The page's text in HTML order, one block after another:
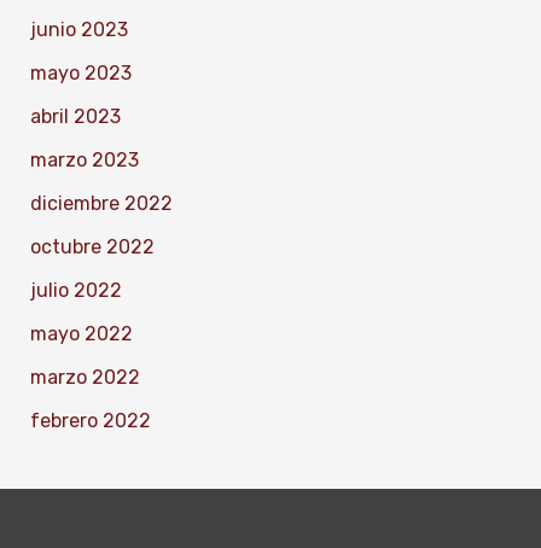
junio 2023
mayo 2023
abril 2023
marzo 2023
diciembre 2022
octubre 2022
julio 2022
mayo 2022
marzo 2022
febrero 2022